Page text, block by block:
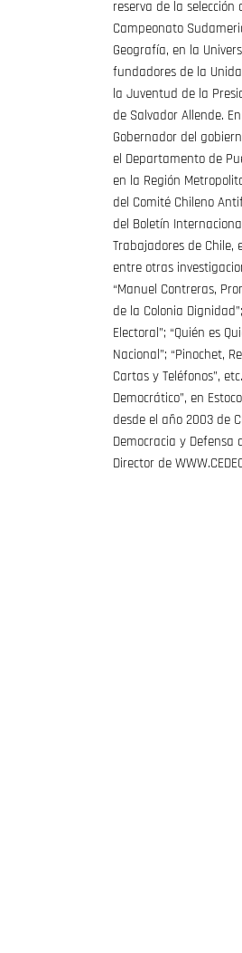
reserva de la
Campeonato
Geografía, en la
fundadores de la
la Juventud de la
de Salvador Allende.
Gobernador del
el Departamento de
en la Región
del Comité Chileno
del Boletín
Trabajadores de Chile,
entre otras
“Manuel Contreras,
de la Colonia
Electoral”; “Quién es
Nacional”; “Pinochet,
Cartas y Teléfonos”,
Democrático”, en
desde el año 2003 de
Democracia y Defensa
Director de